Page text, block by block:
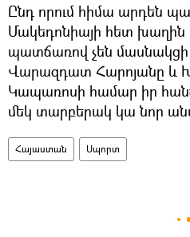
Ընդ որում հիմա արդեն
Մակեդոնիայի հետ
պատճառով չեն
Վարազդատ Հարոյանը և
Կապառոսի համար իր
մեկ տարբերակ կա նոր
Հայաստան Սպորտ